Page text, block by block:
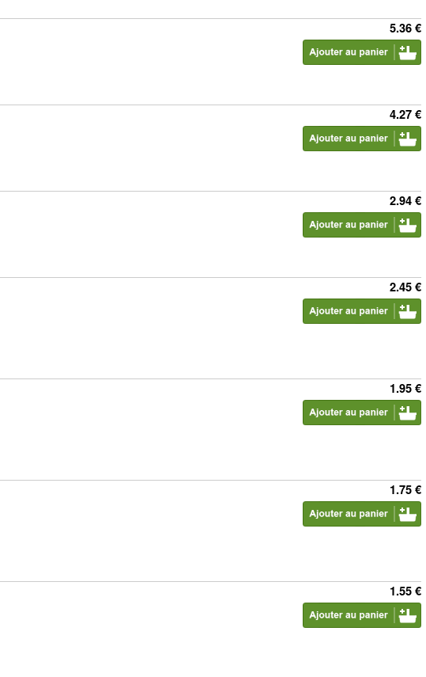
5.36 €
4.27 €
2.94 €
2.45 €
1.95 €
1.75 €
1.55 €